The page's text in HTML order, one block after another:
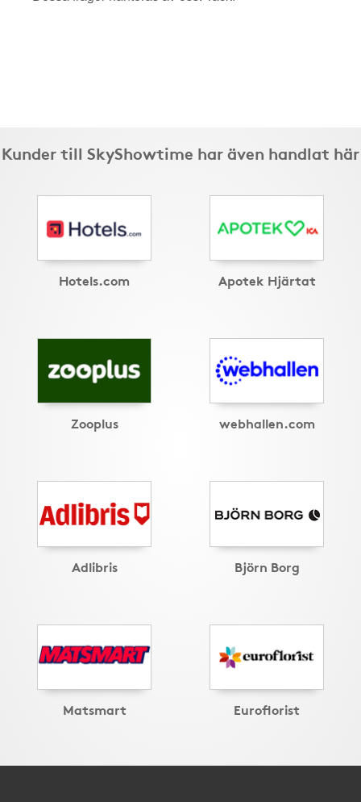
Kunder till SkyShowtime har även handlat här
Hotels.com Apotek Hjärtat
Zooplus webhallen.com
Adlibris Björn Borg
Matsmart Euroflorist